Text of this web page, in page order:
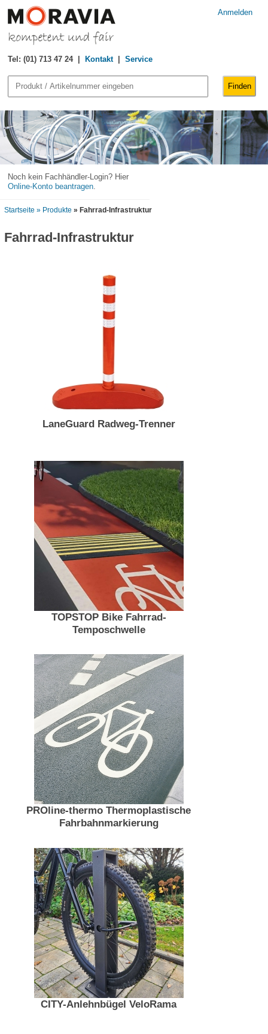
Tel: (01) 713 47 24 | Kontakt| Service
Anmelden
Noch kein Fachhändler-Login? Hier
Online-Konto beantragen
Startseite » Produkte » Fahrrad-Infrastruktur
Fahrrad-Infrastruktur
LaneGuard Radweg-Trenner
TOPSTOP Bike Fahrrad-
Temposchwelle
PROline-thermo Thermoplastische
Fahrbahnmarkierung
CITY-Anlehnbügel VeloRama